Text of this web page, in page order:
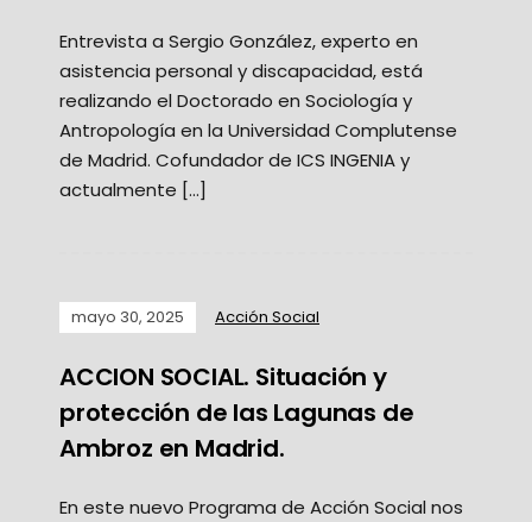
Entrevista a Sergio González, experto en
asistencia personal y discapacidad, está
realizando el Doctorado en Sociología y
Antropología en la Universidad Complutense
de Madrid. Cofundador de ICS INGENIA y
actualmente […]
mayo 30, 2025 Acción Social
ACCION SOCIAL. Situación y
protección de las Lagunas de
Ambroz en Madrid.
En este nuevo Programa de Acción Social nos